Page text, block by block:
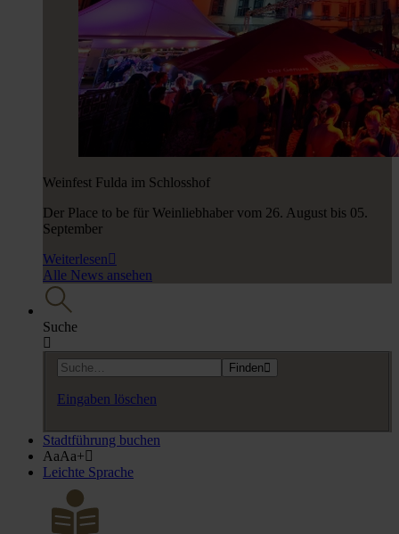
Weinfest Fulda im Schlosshof
Der Place to be für Weinliebhaber vom 26. August bis 05.
September
Weiterlesen
Alle News ansehen
Suche
Finden
Eingaben löschen
Stadtführung buchen
AaAa+
Leichte Sprache